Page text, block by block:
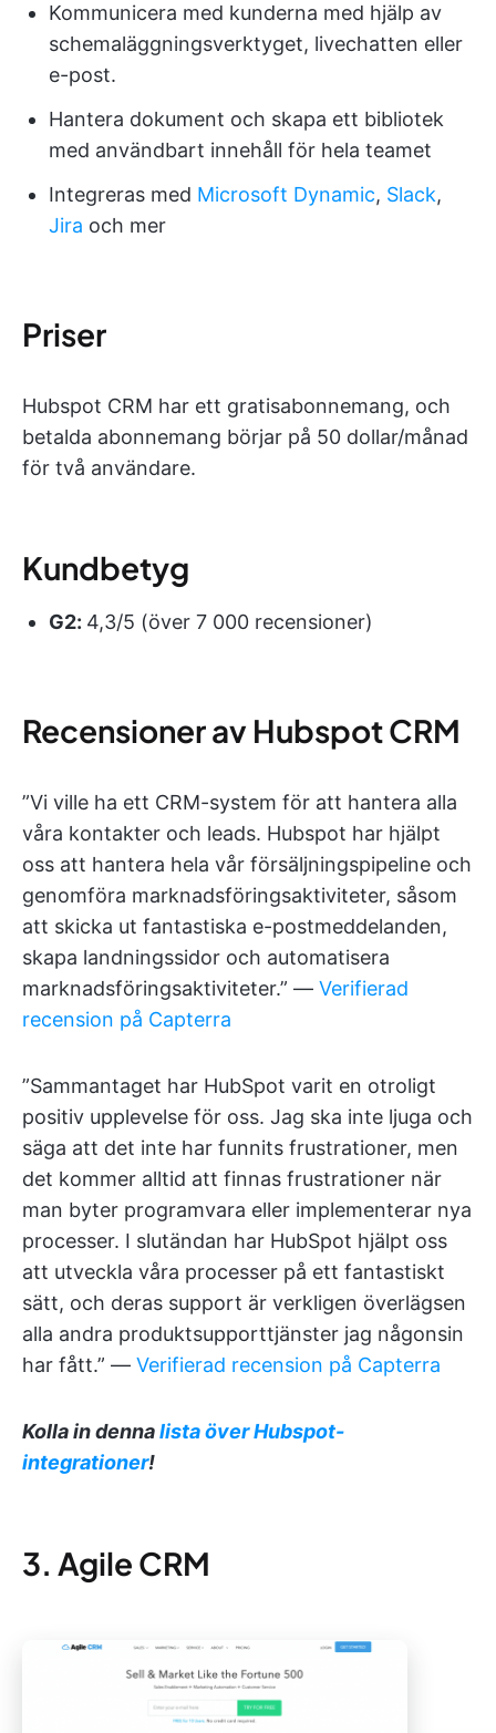
Kommunicera med kunderna med hjälp av
schemaläggningsverktyget, livechatten eller
e-post.
Hantera dokument och skapa ett bibliotek
med användbart innehåll för hela teamet
Integreras med Microsoft Dynamic, Slack,
Jira och mer
Priser
Hubspot CRM har ett gratisabonnemang, och
betalda abonnemang börjar på 50 dollar/månad
för två användare.
Kundbetyg
G2: 4,3/5 (över 7 000 recensioner)
Recensioner av Hubspot CRM
”Vi ville ha ett CRM-system för att hantera alla
våra kontakter och leads. Hubspot har hjälpt
oss att hantera hela vår försäljningspipeline och
genomföra marknadsföringsaktiviteter, såsom
att skicka ut fantastiska e-postmeddelanden,
skapa landningssidor och automatisera
marknadsföringsaktiviteter.” — Verifierad
recension på Capterra
”Sammantaget har HubSpot varit en otroligt
positiv upplevelse för oss. Jag ska inte ljuga och
säga att det inte har funnits frustrationer, men
det kommer alltid att finnas frustrationer när
man byter programvara eller implementerar nya
processer. I slutändan har HubSpot hjälpt oss
att utveckla våra processer på ett fantastiskt
sätt, och deras support är verkligen överlägsen
alla andra produktsupporttjänster jag någonsin
har fått.” — Verifierad recension på Capterra
Kolla in dennalista över Hubspot-
integrationer!
3. Agile CRM